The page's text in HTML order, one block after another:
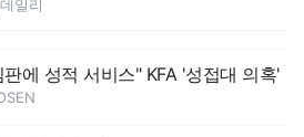
일리
에 성적 서비스" KFA '성접대 의혹'